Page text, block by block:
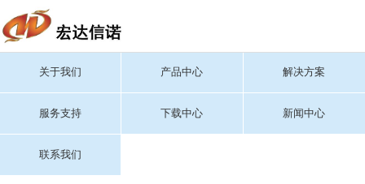
关于我们 产品中心 解决方案
服务支持 下载中心 新闻中心
联系我们